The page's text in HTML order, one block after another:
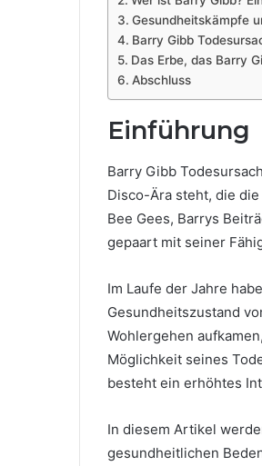
Gesundheitskämpfe
Barry Gibb
Das Erbe, das Barry
Abschluss
Einführung
Barry Gibb
Disco-Ära steht, die
Bee Gees, Barrys
gepaart mit seiner
Im Laufe der Jahre
Gesundheitszustand
Wohlergehen
Möglichkeit seines
besteht ein erhöhtes
In diesem Artikel
gesundheitlichen